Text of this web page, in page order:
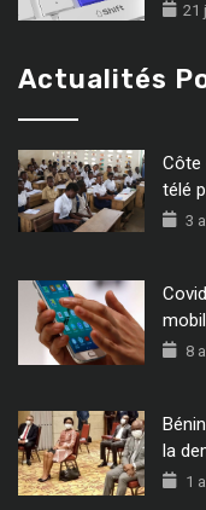
21
Actualités
Côte
télé
3
8
la
1